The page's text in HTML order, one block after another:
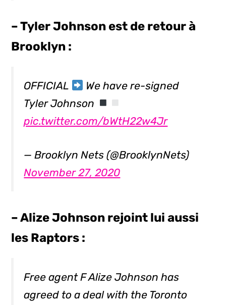
– Tyler Johnson est de retour à
Brooklyn :
OFFICIAL
We have re-signed
Tyler Johnson
pic.twitter.com/bWtH22w4Jr
— Brooklyn Nets (@BrooklynNets)
November 27, 2020
– Alize Johnson rejoint lui aussi
les Raptors :
Free agent F Alize Johnson has
agreed to a deal with the Toronto